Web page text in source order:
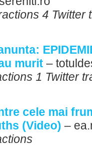
4 Twitter
murit –
1 Twitter
cele mai
(Video) –